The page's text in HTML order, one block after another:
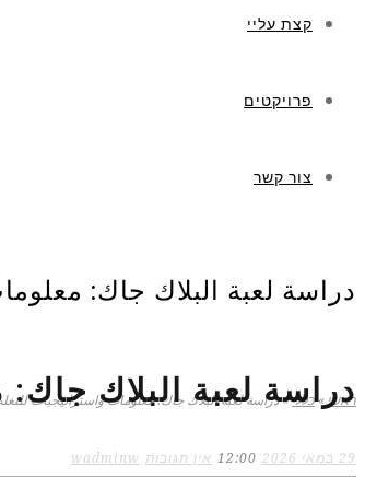
קצת עליי
פרויקטים
צור קשר
دراسة لعبة البلاك جاك:
ראשי » כללי » دراسة لعبة البلاك جاك: معلومات واستراتيجيات
دراسة لعبة البلاك
29 במאי 2026 12:00 אין תגובות wadminw